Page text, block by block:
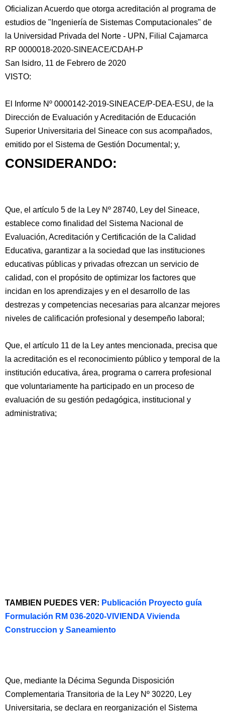
Oficializan Acuerdo que otorga acreditación al programa de
estudios de "Ingeniería de Sistemas Computacionales" de
la Universidad Privada del Norte - UPN, Filial Cajamarca
RP 0000018-2020-SINEACE/CDAH-P
San Isidro, 11 de Febrero de 2020
VISTO:
El Informe Nº 0000142-2019-SINEACE/P-DEA-ESU, de la
Dirección de Evaluación y Acreditación de Educación
Superior Universitaria del Sineace con sus acompañados,
emitido por el Sistema de Gestión Documental; y,
CONSIDERANDO:
Que, el artículo 5 de la Ley Nº 28740, Ley del Sineace,
establece como finalidad del Sistema Nacional de
Evaluación, Acreditación y Certificación de la Calidad
Educativa, garantizar a la sociedad que las instituciones
educativas públicas y privadas ofrezcan un servicio de
calidad, con el propósito de optimizar los factores que
incidan en los aprendizajes y en el desarrollo de las
destrezas y competencias necesarias para alcanzar mejores
niveles de calificación profesional y desempeño laboral;
Que, el artículo 11 de la Ley antes mencionada, precisa que
la acreditación es el reconocimiento público y temporal de la
institución educativa, área, programa o carrera profesional
que voluntariamente ha participado en un proceso de
evaluación de su gestión pedagógica, institucional y
administrativa;
TAMBIEN PUEDES VER: Publicación Proyecto guía
Formulación RM 036-2020-VIVIENDA Vivienda
Construccion y Saneamiento
Que, mediante la Décima Segunda Disposición
Complementaria Transitoria de la Ley Nº 30220, Ley
Universitaria, se declara en reorganización el Sistema